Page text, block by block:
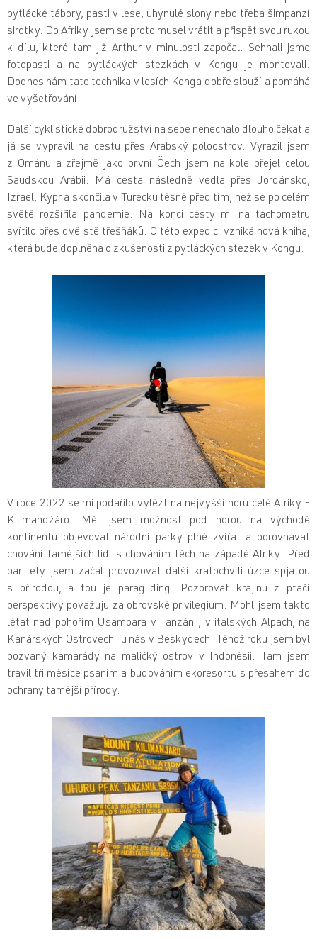
pytlácké tábory, pasti v lese, uhynulé slony nebo třeba šimpanzí
sirotky. Do Afriky jsem se proto musel vrátit a přispět svou rukou
k dílu, které tam již Arthur v minulosti započal. Sehnali jsme
fotopasti a na pytláckých stezkách v Kongu je montovali.
Dodnes nám tato technika v lesích Konga dobře slouží a pomáhá
ve vyšetřování.
Další cyklistické dobrodružství na sebe nenechalo dlouho čekat a
já se vypravil na cestu přes Arabský poloostrov. Vyrazil jsem
z Ománu a zřejmě jako první Čech jsem na kole přejel celou
Saudskou Arábii. Má cesta následně vedla přes Jordánsko,
Izrael, Kypr a skončila v Turecku těsně před tím, než se po celém
světě rozšířila pandemie. Na konci cesty mi na tachometru
svítilo přes dvě stě třešňáků. O této expedici vzniká nová kniha,
která bude doplněna o zkušenosti z pytláckých stezek v Kongu.
V roce 2022 se mi podařilo vylézt na nejvyšší horu celé Afriky -
Kilimandžáro. Měl jsem možnost pod horou na východě
kontinentu objevovat národní parky plné zvířat a porovnávat
chování tamějších lidí s chováním těch na západě Afriky. Před
pár lety jsem začal provozovat další kratochvíli úzce spjatou
s přírodou, a tou je paragliding. Pozorovat krajinu z ptačí
perspektivy považuju za obrovské privilegium. Mohl jsem takto
létat nad pohořím Usambara v Tanzánii, v italských Alpách, na
Kanárských Ostrovech i u nás v Beskydech. Téhož roku jsem byl
pozvaný kamarády na maličký ostrov v Indonésii. Tam jsem
trávil tři měsíce psaním a budováním ekoresortu s přesahem do
ochrany tamější přírody.